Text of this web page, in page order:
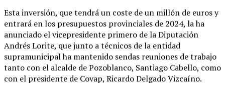
Esta inversión, que tendrá un coste de un millón de euros y
entrará en los presupuestos provinciales de 2024, la ha
anunciado el vicepresidente primero de la Diputación
Andrés Lorite, que junto a técnicos de la entidad
supramunicipal ha mantenido sendas reuniones de trabajo
tanto con el alcalde de Pozoblanco, Santiago Cabello, como
con el presidente de Covap, Ricardo Delgado Vizcaíno.